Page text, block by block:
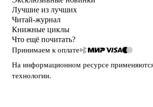
Лучшие из лучших
Читай-журнал
Книжные циклы
Что ещё почитать?
Принимаем к оплате
На информационном ресурсе
технологии.